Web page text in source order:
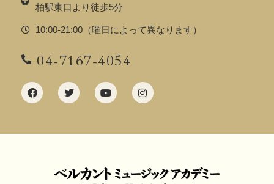
柏駅東口より徒歩5分
10:00-21:00（曜日によって異なります）
04-7167-4054